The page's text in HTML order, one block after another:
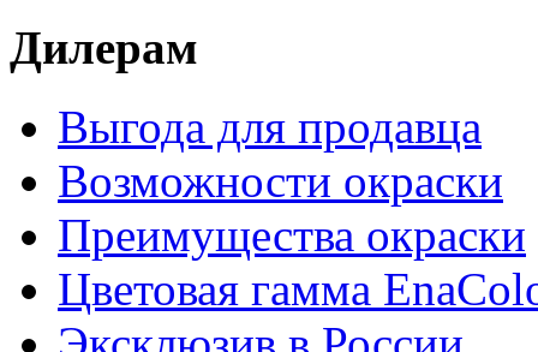
Дилерам
Выгода для продавца
Возможности окраски
Преимущества окраски
Цветовая гамма